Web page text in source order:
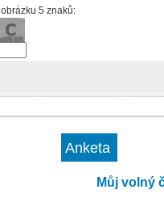
5 znaků:
Anketa
Můj volný